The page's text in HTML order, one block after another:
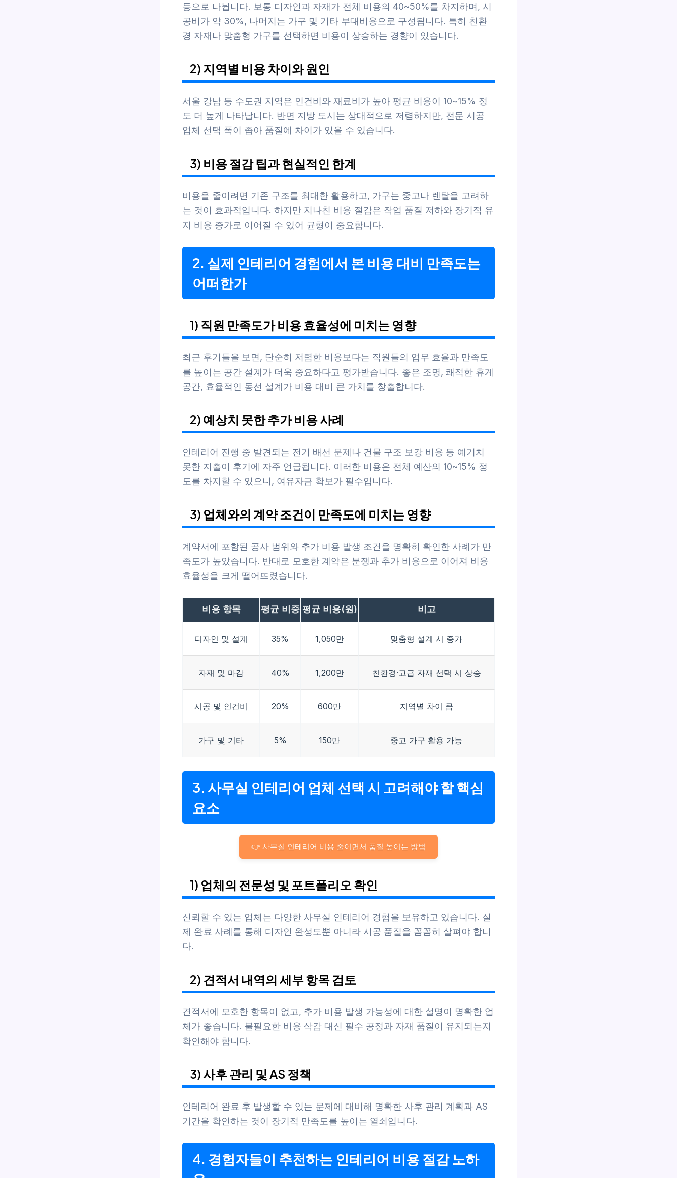
등으로 나뉩니다. 보통 디자인과 자재가 전체 비용의 40~50%를 차지하며, 시
공비가 약 30%, 나머지는 가구 및 기타 부대비용으로 구성됩니다. 특히 친환
경 자재나 맞춤형 가구를 선택하면 비용이 상승하는 경향이 있습니다.
2) 지역별 비용 차이와 원인
서울 강남 등 수도권 지역은 인건비와 재료비가 높아 평균 비용이 10~15% 정
도 더 높게 나타납니다. 반면 지방 도시는 상대적으로 저렴하지만, 전문 시공
업체 선택 폭이 좁아 품질에 차이가 있을 수 있습니다.
3) 비용 절감 팁과 현실적인 한계
비용을 줄이려면 기존 구조를 최대한 활용하고, 가구는 중고나 렌탈을 고려하
는 것이 효과적입니다. 하지만 지나친 비용 절감은 작업 품질 저하와 장기적 유
지 비용 증가로 이어질 수 있어 균형이 중요합니다.
2. 실제 인테리어 경험에서 본 비용 대비 만족도는
어떠한가
1) 직원 만족도가 비용 효율성에 미치는 영향
최근 후기들을 보면, 단순히 저렴한 비용보다는 직원들의 업무 효율과 만족도
를 높이는 공간 설계가 더욱 중요하다고 평가받습니다. 좋은 조명, 쾌적한 휴게
공간, 효율적인 동선 설계가 비용 대비 큰 가치를 창출합니다.
2) 예상치 못한 추가 비용 사례
인테리어 진행 중 발견되는 전기 배선 문제나 건물 구조 보강 비용 등 예기치
못한 지출이 후기에 자주 언급됩니다. 이러한 비용은 전체 예산의 10~15% 정
도를 차지할 수 있으니, 여유자금 확보가 필수입니다.
3) 업체와의 계약 조건이 만족도에 미치는 영향
계약서에 포함된 공사 범위와 추가 비용 발생 조건을 명확히 확인한 사례가 만
족도가 높았습니다. 반대로 모호한 계약은 분쟁과 추가 비용으로 이어져 비용
효율성을 크게 떨어뜨렸습니다.
비용 항목 평균 비중 평균 비용(원) 비고
디자인 및 설계 35% 1,050만 맞춤형 설계 시 증가
자재 및 마감 40% 1,200만 친환경·고급 자재 선택 시 상승
시공 및 인건비 20% 600만 지역별 차이 큼
가구 및 기타 5% 150만 중고 가구 활용 가능
3. 사무실 인테리어 업체 선택 시 고려해야 할 핵심
요소
👉 사무실 인테리어 비용 줄이면서 품질 높이는 방법
1) 업체의 전문성 및 포트폴리오 확인
신뢰할 수 있는 업체는 다양한 사무실 인테리어 경험을 보유하고 있습니다. 실
제 완료 사례를 통해 디자인 완성도뿐 아니라 시공 품질을 꼼꼼히 살펴야 합니
다.
2) 견적서 내역의 세부 항목 검토
견적서에 모호한 항목이 없고, 추가 비용 발생 가능성에 대한 설명이 명확한 업
체가 좋습니다. 불필요한 비용 삭감 대신 필수 공정과 자재 품질이 유지되는지
확인해야 합니다.
3) 사후 관리 및 AS 정책
인테리어 완료 후 발생할 수 있는 문제에 대비해 명확한 사후 관리 계획과 AS
기간을 확인하는 것이 장기적 만족도를 높이는 열쇠입니다.
4. 경험자들이 추천하는 인테리어 비용 절감 노하